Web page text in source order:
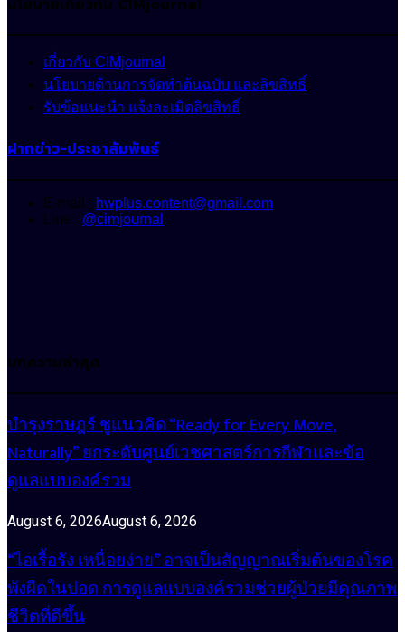
นโยบายเกี่ยวกับ CIMjournal
เกี่ยวกับ CIMjournal
นโยบายด้านการจัดทำต้นฉบับ และลิขสิทธิ์
รับข้อแนะนำ แจ้งละเมิดลิขสิทธิ์
ฝากข่าว-ประชาสัมพันธ์
E-mail : hwplus.content@gmail.com
Line : @cimjournal
บทความล่าสุด
บำรุงราษฎร์ ชูแนวคิด “Ready for Every Move,
Naturally” ยกระดับศูนย์เวชศาสตร์การกีฬาและข้อ
ดูแลแบบองค์รวม
August 6, 2026August 6, 2026
“ไอเรื้อรัง เหนื่อยง่าย” อาจเป็นสัญญาณเริ่มต้นของโรค
พังผืดในปอด การดูแลแบบองค์รวมช่วยผู้ป่วยมีคุณภาพ
ชีวิตที่ดีขึ้น